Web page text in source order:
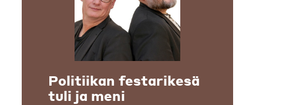
Politiikan festarikesä
tuli ja meni